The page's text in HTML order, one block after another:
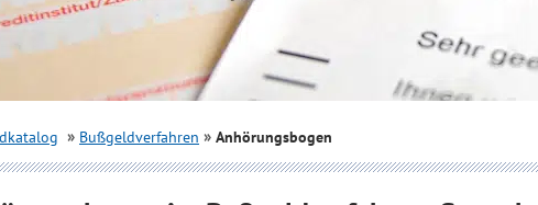
Bußgeldverfahren Anhörungsbogen